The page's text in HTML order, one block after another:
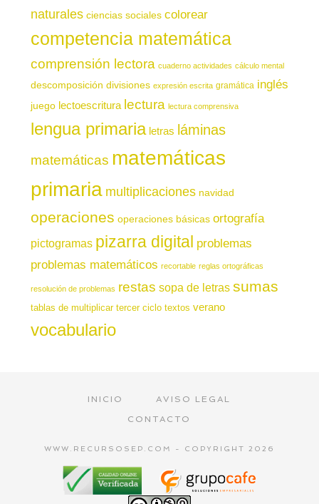
naturales ciencias sociales colorear
competencia matemática
comprensión lectora cuaderno actividades cálculo mental
descomposición divisiones expresión escrita gramática inglés
juego lectoescritura lectura lectura comprensiva
lengua primaria letras láminas
matemáticas matemáticas
primaria multiplicaciones navidad
operaciones operaciones básicas ortografía
pictogramas pizarra digital problemas
problemas matemáticos recortable reglas ortográficas
resolución de problemas restas sopa de letras sumas
tablas de multiplicar tercer ciclo textos verano
vocabulario
INICIO
AVISO LEGAL
CONTACTO
WWW.RECURSOSEP.COM - COPYRIGHT 2026